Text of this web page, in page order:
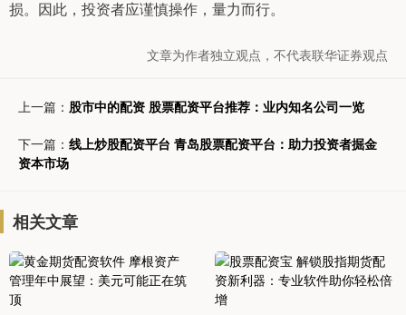
损。因此，投资者应谨慎操作，量力而行。
文章为作者独立观点，不代表联华证券观点
上一篇： 股市中的配资 股票配资平台推荐：业内知名公司一览
下一篇： 线上炒股配资平台 青岛股票配资平台：助力投资者掘金
资本市场
相关文章